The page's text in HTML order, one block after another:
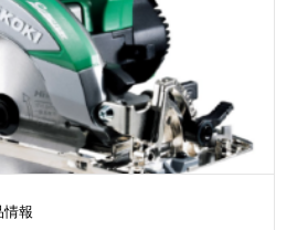
情報